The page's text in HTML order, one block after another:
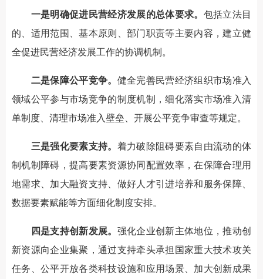
一是明确促进民营经济发展的总体要求。 包括立法目
的、适用范围、基本原则、部门职责等主要内容，建立健
全促进民营经济发展工作的协调机制。
二是保障公平竞争。 健全完善民营经济组织市场准入
领域公平参与市场竞争的制度机制，细化落实市场准入清
单制度、清理市场准入壁垒、开展公平竞争审查等规定。
三是强化要素支持。 着力破除阻碍要素自由流动的体
制机制障碍，提高要素资源协同配置效率，在保障合理用
地需求、加大融资支持、做好人才引进培养和服务保障、
数据要素赋能等方面细化制度安排。
四是支持创新发展。 强化企业创新主体地位，推动创
新资源向企业集聚，通过支持牵头承担国家重大技术攻关
任务、公平开放各类科技设施和应用场景、加大创新成果